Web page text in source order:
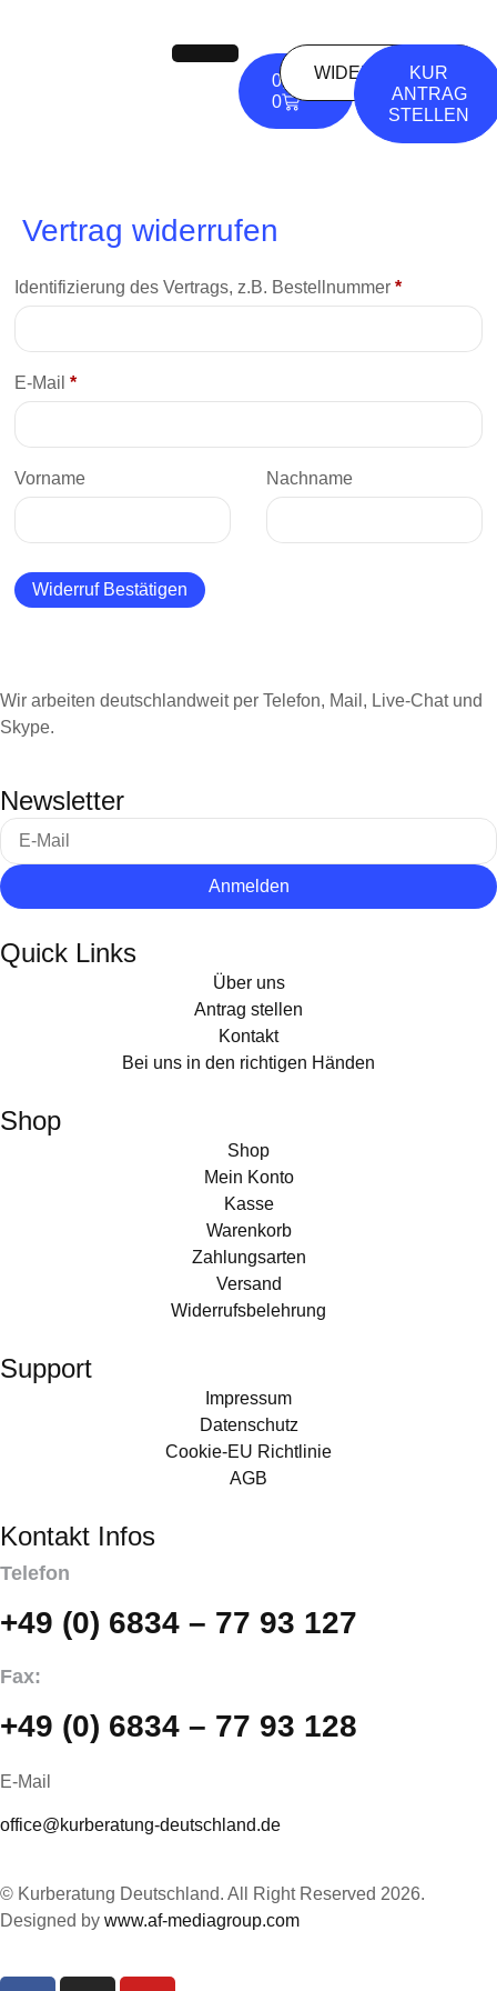
0,00
€
0
WIDERSPRUCH
KUR
ANTRAG
STELLEN
Vertrag widerrufen
Identifizierung des Vertrags, z.B. Bestellnummer *
E-Mail *
E-
Mail
(wiederholen)*
Vorname Nachname
Widerruf Bestätigen
Wir arbeiten deutschlandweit per Telefon, Mail, Live-Chat und
Skype.
Newsletter
Anmelden
Quick Links
Über uns
Antrag stellen
Kontakt
Bei uns in den richtigen Händen
Shop
Shop
Mein Konto
Kasse
Warenkorb
Zahlungsarten
Versand
Widerrufsbelehrung
Support
Impressum
Datenschutz
Cookie-EU Richtlinie
AGB
Kontakt Infos
Telefon
+49 (0) 6834 – 77 93 127
Fax:
+49 (0) 6834 – 77 93 128
E-Mail
office@kurberatung-deutschland.de
© Kurberatung Deutschland. All Right Reserved 2026.
Designed by www.af-mediagroup.com